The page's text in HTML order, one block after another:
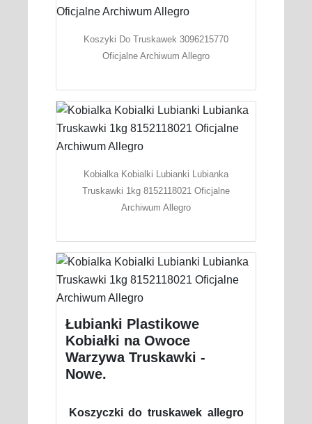
Koszyki Do Truskawek 3096215770
Oficjalne Archiwum Allegro
Kobialka Kobialki Lubianki Lubianka
Truskawki 1kg 8152118021 Oficjalne
Archiwum Allegro
Łubianki Plastikowe
Kobiałki na Owoce
Warzywa Truskawki -
Nowe.
Koszyczki do truskawek allegro